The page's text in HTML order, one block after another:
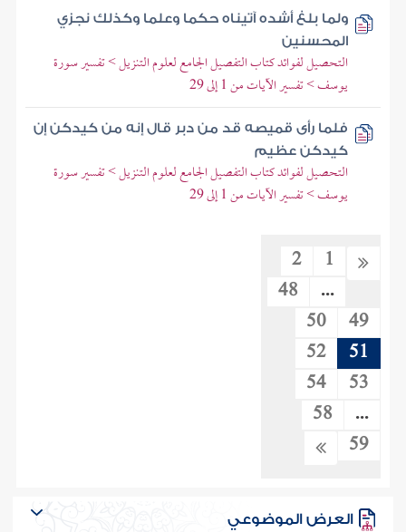
ولما بلغ أشده آتيناه حكما وعلما وكذلك نجزي
المحسنين
التحصيل لفوائد كتاب التفصيل الجامع لعلوم التنزيل > تفسير سورة
يوسف > تفسير الآيات من 1 إلى 29
فلما رأى قميصه قد من دبر قال إنه من كيدكن إن
كيدكن عظيم
التحصيل لفوائد كتاب التفصيل الجامع لعلوم التنزيل > تفسير سورة
يوسف > تفسير الآيات من 1 إلى 29
1
2
...
48
49
50
51
52
53
54
...
58
59
العرض الموضوعي